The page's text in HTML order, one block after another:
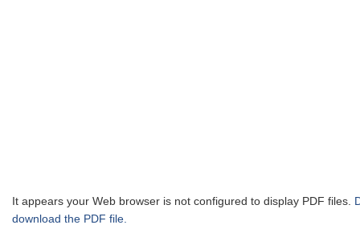
It appears your Web browser is not configured to display PDF files.
download the PDF file.